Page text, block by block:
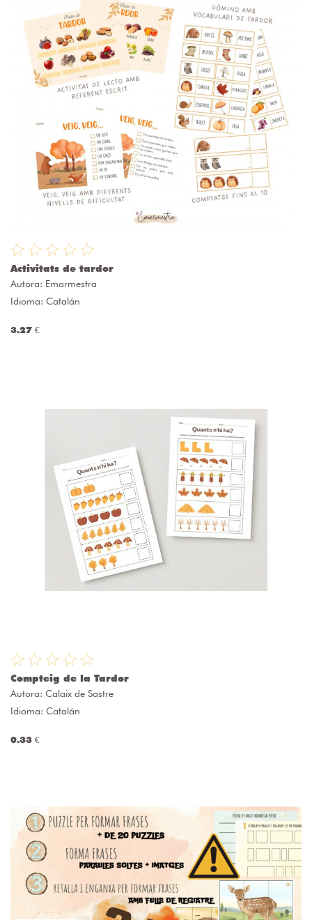
Activitats de tardor
Autora: Emarmestra
Idioma: Catalán
3.27 €
Compteig de la Tardor
Autora: Calaix de Sastre
Idioma: Catalán
0.33 €